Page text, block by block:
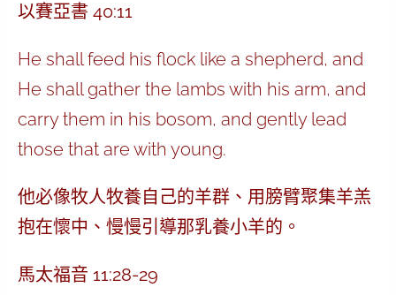
以賽亞書 40:11
He shall feed his flock like a shepherd, and
He shall gather the lambs with his arm, and
carry them in his bosom, and gently lead
those that are with young.
他必像牧人牧養自己的羊群、用膀臂聚集羊羔
抱在懷中、慢慢引導那乳養小羊的。
馬太福音 11:28-29